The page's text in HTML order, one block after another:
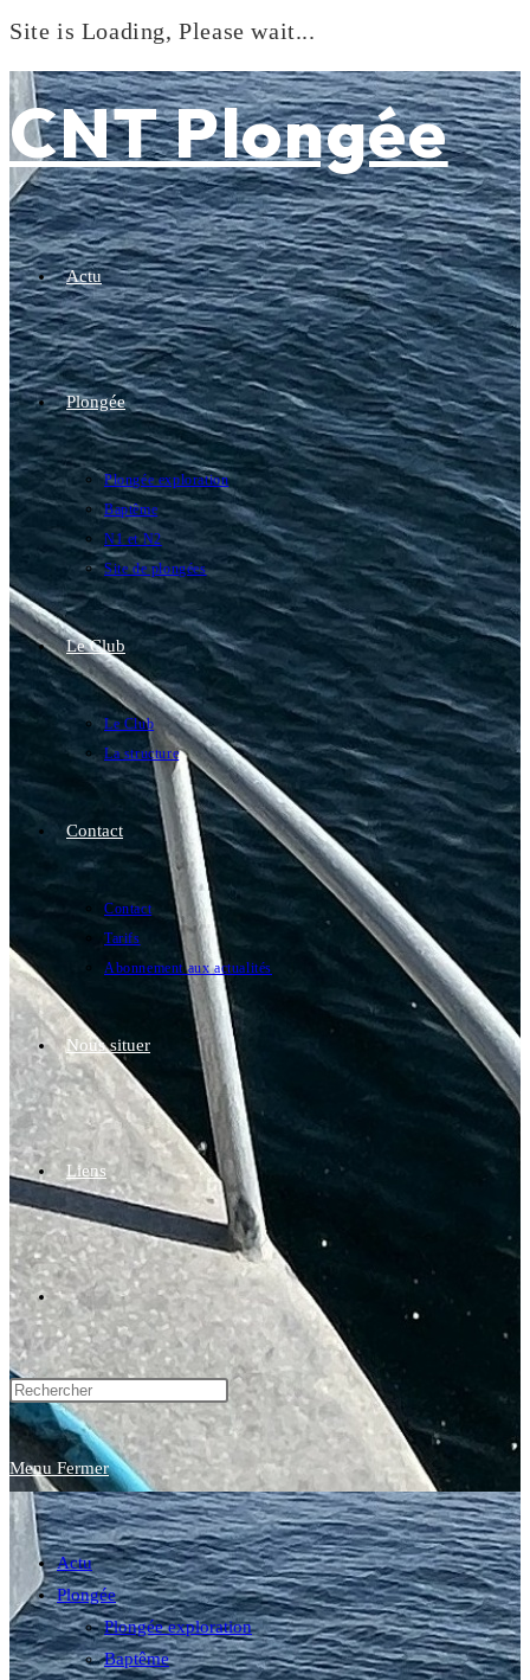
Site is Loading, Please wait...
to
content
CNT Plongée
Actu
Plongée
Plongée exploration
Baptême
N1 et N2
Site de plongées
Le Club
Le Club
La structure
Contact
Contact
Tarifs
Abonnement aux actualités
Nous situer
Liens
Toggle
website
search
Menu Fermer
Actu
Plongée
Plongée exploration
Baptême